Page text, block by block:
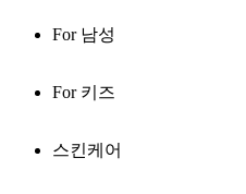
For 남성
For 키즈
스킨케어